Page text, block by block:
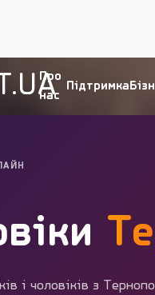
Про
нас
Підтримка
› Тернопіль
і чоловіків з